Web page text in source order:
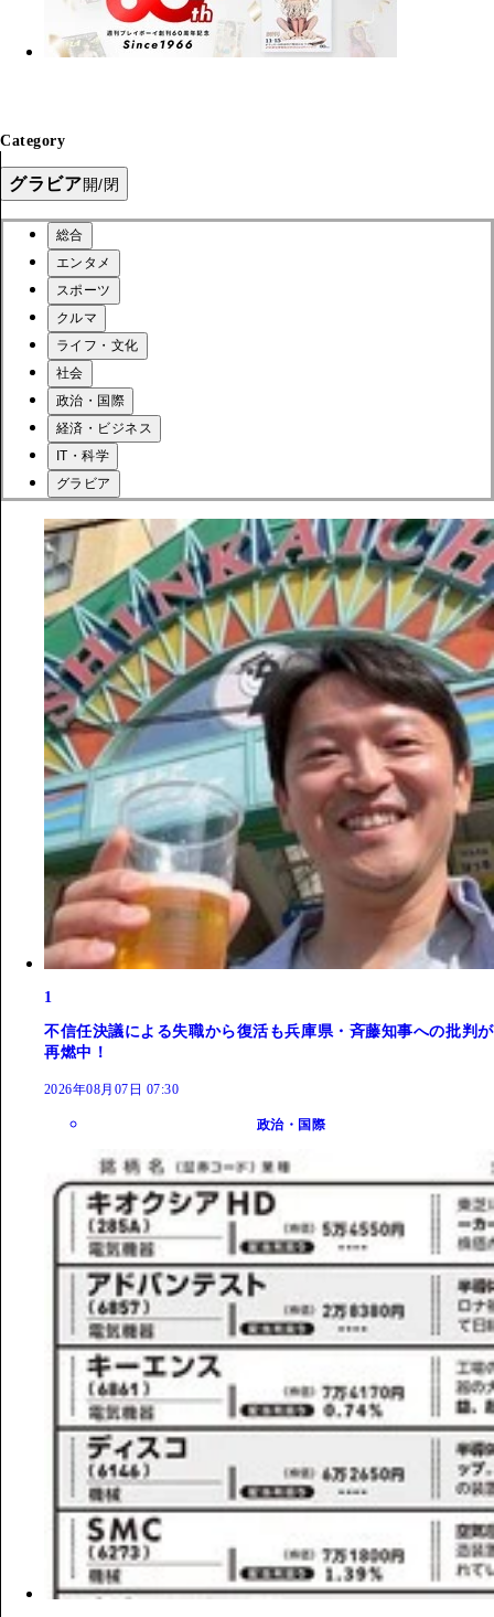
Category
グラビア開/閉
総合
エンタメ
スポーツ
クルマ
ライフ・文化
社会
政治・国際
経済・ビジネス
IT・科学
グラビア
1
不信任決議による失職から復活も兵庫県・斉藤知事への批判が
再燃中！
2026年08月07日 07:30
政治・国際